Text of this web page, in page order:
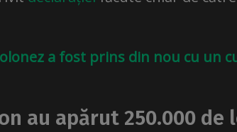
a fost prins din nou cu un
au apărut 250.000 de